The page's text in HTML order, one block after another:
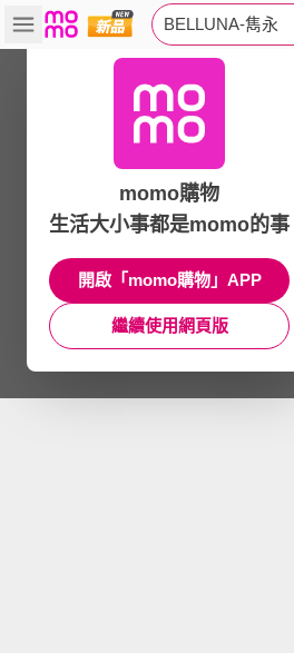
BELLUNA-雋永
momo購物
生活大小事都是momo的事
開啟「momo購物」APP
繼續使用網頁版